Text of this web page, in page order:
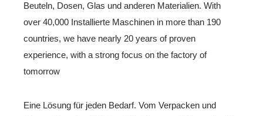
Beuteln, Dosen, Glas und anderen Materialien. With
over 40,000 Installierte Maschinen in more than 190
countries, we have nearly 20 years of proven
experience, with a strong focus on the factory of
tomorrow
Eine Lösung für jeden Bedarf. Vom Verpacken und